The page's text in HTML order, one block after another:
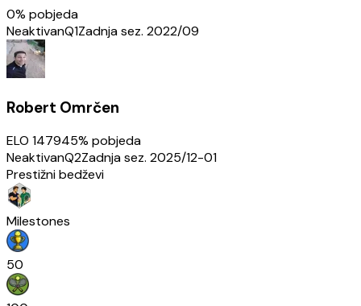
0% pobjeda
NeaktivanQ1Zadnja sez. 2022/09
Robert Omrčen
ELO 147945% pobjeda
NeaktivanQ2Zadnja sez. 2025/12-01
Prestižni bedževi
Milestones
50